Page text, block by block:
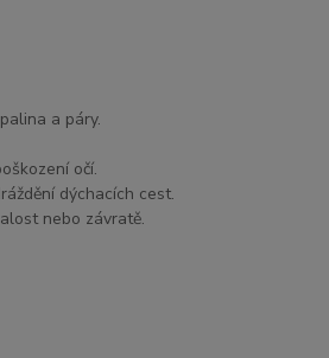
a páry.
očí.
dýchacích cest.
nebo závratě.